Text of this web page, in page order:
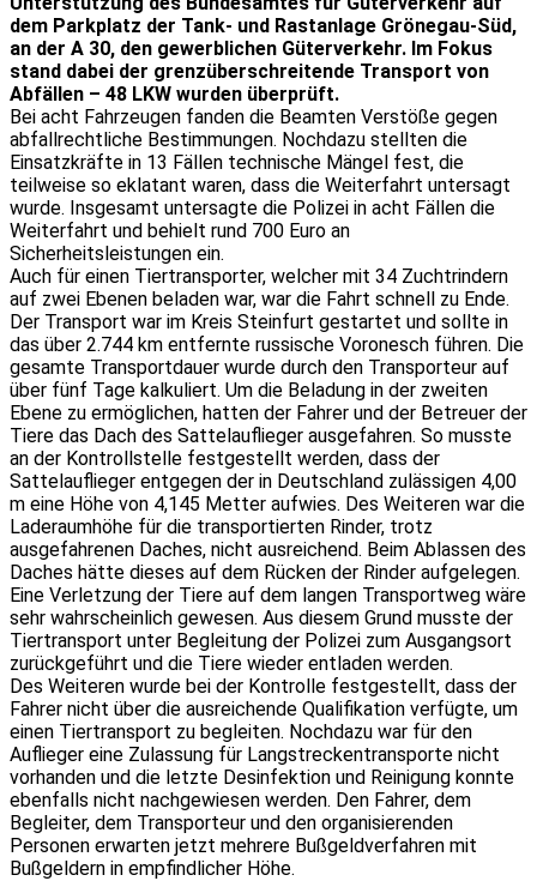
dem Parkplatz der Tank- und Rastanlage Grönegau-Süd,
an der A 30, den gewerblichen Güterverkehr. Im Fokus
stand dabei der grenzüberschreitende Transport von
Abfällen – 48 LKW wurden überprüft.
Bei acht Fahrzeugen fanden die Beamten Verstöße gegen
abfallrechtliche Bestimmungen. Nochdazu stellten die
Einsatzkräfte in 13 Fällen technische Mängel fest, die
teilweise so eklatant waren, dass die Weiterfahrt untersagt
wurde. Insgesamt untersagte die Polizei in acht Fällen die
Weiterfahrt und behielt rund 700 Euro an
Sicherheitsleistungen ein.
Auch für einen Tiertransporter, welcher mit 34 Zuchtrindern
auf zwei Ebenen beladen war, war die Fahrt schnell zu Ende.
Der Transport war im Kreis Steinfurt gestartet und sollte in
das über 2.744 km entfernte russische Voronesch führen. Die
gesamte Transportdauer wurde durch den Transporteur auf
über fünf Tage kalkuliert. Um die Beladung in der zweiten
Ebene zu ermöglichen, hatten der Fahrer und der Betreuer der
Tiere das Dach des Sattelauflieger ausgefahren. So musste
an der Kontrollstelle festgestellt werden, dass der
Sattelauflieger entgegen der in Deutschland zulässigen 4,00
m eine Höhe von 4,145 Metter aufwies. Des Weiteren war die
Laderaumhöhe für die transportierten Rinder, trotz
ausgefahrenen Daches, nicht ausreichend. Beim Ablassen des
Daches hätte dieses auf dem Rücken der Rinder aufgelegen.
Eine Verletzung der Tiere auf dem langen Transportweg wäre
sehr wahrscheinlich gewesen. Aus diesem Grund musste der
Tiertransport unter Begleitung der Polizei zum Ausgangsort
zurückgeführt und die Tiere wieder entladen werden.
Des Weiteren wurde bei der Kontrolle festgestellt, dass der
Fahrer nicht über die ausreichende Qualifikation verfügte, um
einen Tiertransport zu begleiten. Nochdazu war für den
Auflieger eine Zulassung für Langstreckentransporte nicht
vorhanden und die letzte Desinfektion und Reinigung konnte
ebenfalls nicht nachgewiesen werden. Den Fahrer, dem
Begleiter, dem Transporteur und den organisierenden
Personen erwarten jetzt mehrere Bußgeldverfahren mit
Bußgeldern in empfindlicher Höhe.